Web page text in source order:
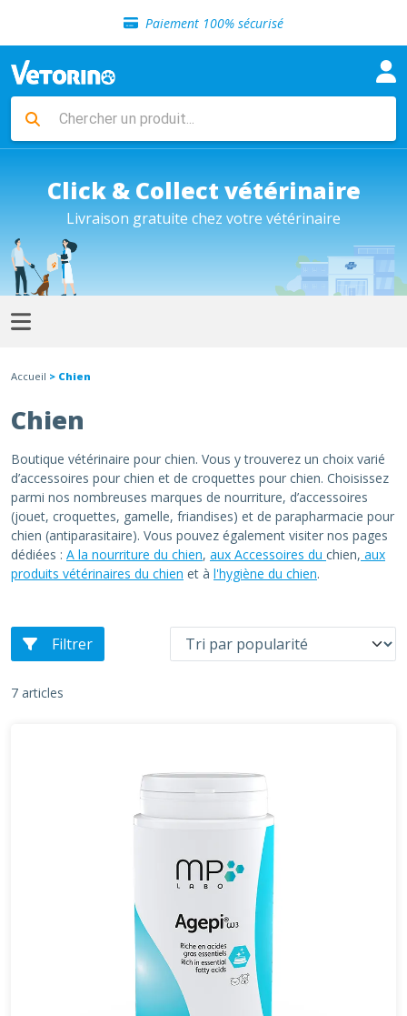
Paiement 100% sécurisé
Livraison gratuite en clinique vétérinaire
Sélection de croquettes vétérinaire
Livraison gratuite en clinique vétérinaire
Retour gratuit en clinique
Click & Collect vétérinaire
Livraison gratuite chez votre vétérinaire
Accueil > Chien
Chien
Boutique vétérinaire pour chien. Vous y trouverez un choix varié
d’accessoires pour chien et de croquettes pour chien. Choisissez
parmi nos nombreuses marques de nourriture, d’accessoires
(jouet, croquettes, gamelle, friandises) et de parapharmacie pour
chien (antiparasitaire). Vous pouvez également visiter nos pages
dédiées : A la nourriture du chien, aux Accessoires du chien, aux
produits vétérinaires du chien et à l'hygiène du chien.
Filtrer
7 articles